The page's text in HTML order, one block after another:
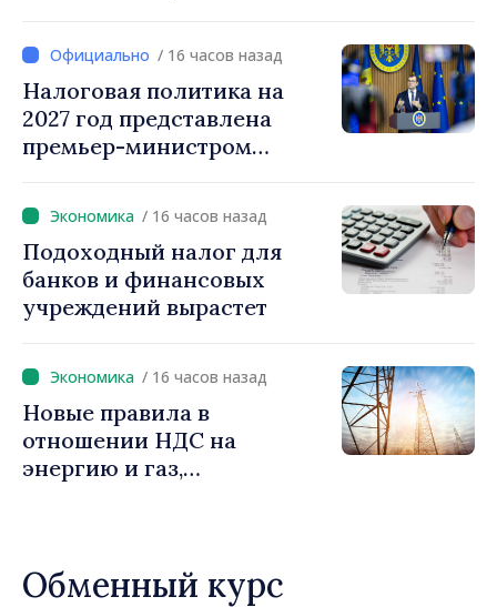
/ 16 часов назад
Налоговая политика на
2027 год представлена
премьер-министром
снижение налоговой
нагрузки на труд,
стимулирование
инвестиций и более
справедливое
/ 16 часов назад
Подоходный налог для
банков и финансовых
учреждений вырастет
/ 16 часов назад
Новые правила в
отношении НДС на
энергию и газ,
Обменный курс